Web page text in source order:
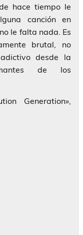
hace tiempo le
canción en
le falta nada. Es
brutal, no
desde la
de los
Generation»,